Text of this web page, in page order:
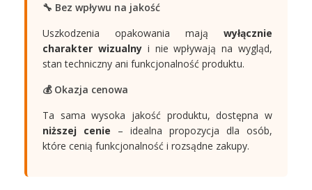
🔧 Bez wpływu na jakość
Uszkodzenia opakowania mają wyłącznie
charakter wizualnyi nie wpływają na wygląd,
stan techniczny ani funkcjonalność produktu.
💰 Okazja cenowa
Ta sama wysoka jakość produktu, dostępna w
niższej cenie – idealna propozycja dla osób,
które cenią funkcjonalność i rozsądne zakupy.